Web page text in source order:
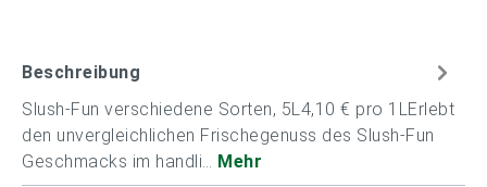
Beschreibung
Slush-Fun verschiedene Sorten, 5L4,10 € pro 1LErlebt
den unvergleichlichen Frischegenuss des Slush-Fun
Geschmacks im handli… Mehr